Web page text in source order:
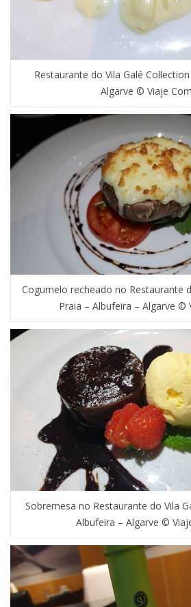
Restaurante do Vila Galé
Algarve © Viaje
Cogumelo recheado no Restaurante
Praia – Albufeira – Algarve ©
Sobremesa no Restaurante do Vila
Albufeira – Algarve ©